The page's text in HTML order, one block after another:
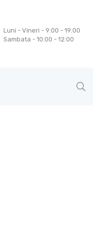
Luni - Vineri - 9:00 - 19:00
Sambata - 10:00 - 12:00